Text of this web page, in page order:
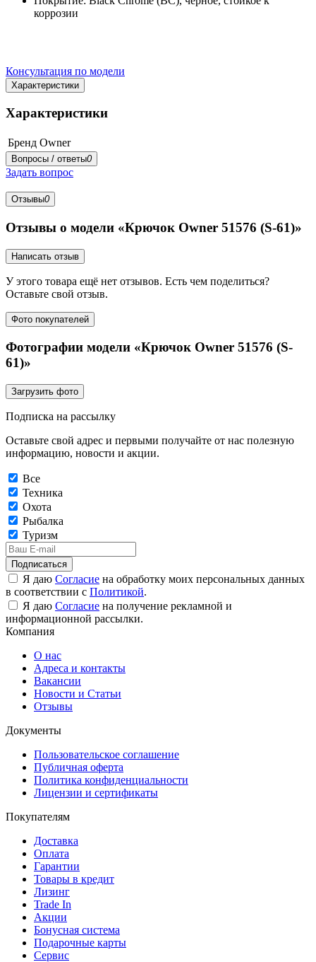
коррозии
Консультация по модели
Характеристики
Характеристики
Бренд Owner
Вопросы / ответы0
Задать вопрос
Отзывы0
Отзывы о модели «Крючок Owner 51576 (S-61)»
Написать отзыв
У этого товара ещё нет отзывов. Есть чем поделиться?
Оставьте свой отзыв.
Фото покупателей
Фотографии модели «Крючок Owner 51576 (S-
61)»
Загрузить фото
Подписка на рассылку
Оставьте свой адрес и первыми получайте от нас полезную
информацию, новости и акции.
Все
Техника
Охота
Рыбалка
Туризм
Подписаться
Я даю Согласие на обработку моих персональных данных
в соответствии с Политикой.
Я даю Согласие на получение рекламной и
информационной рассылки.
Компания
О нас
Адреса и контакты
Вакансии
Новости и Статьи
Отзывы
Документы
Пользовательское соглашение
Публичная оферта
Политика конфиденциальности
Лицензии и сертификаты
Покупателям
Доставка
Оплата
Гарантии
Товары в кредит
Лизинг
Trade In
Акции
Бонусная система
Подарочные карты
Сервис